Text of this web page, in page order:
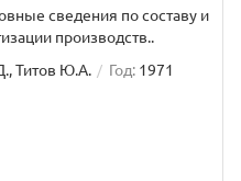
сведения по составу и
производств..
Титов Ю.А. Год: 1971